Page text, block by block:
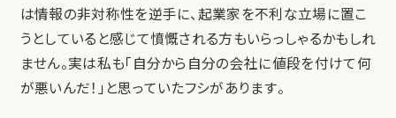
は情報の非対称性を逆手に、起業家を不利な立場に置こ
うとしていると感じて憤慨される方もいらっしゃるかもしれ
ません。実は私も「自分から自分の会社に値段を付けて何
が悪いんだ！」と思っていたフシがあります。